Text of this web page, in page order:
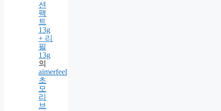
뜨
엘
듀
이
글
로
우
쿠
션
팩
트
13g
+ 리